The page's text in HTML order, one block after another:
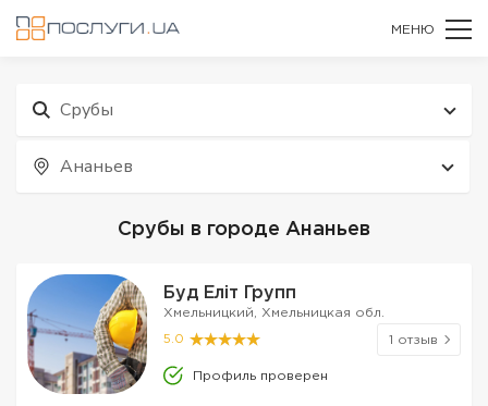
МЕНЮ
Срубы
Ананьев
Срубы в городе Ананьев
Буд Еліт Групп
Хмельницкий, Хмельницкая обл.
5.0 1 отзыв
Профиль проверен